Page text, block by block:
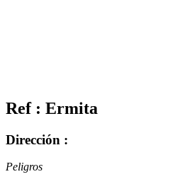
Ref : Ermita
Dirección :
Peligros